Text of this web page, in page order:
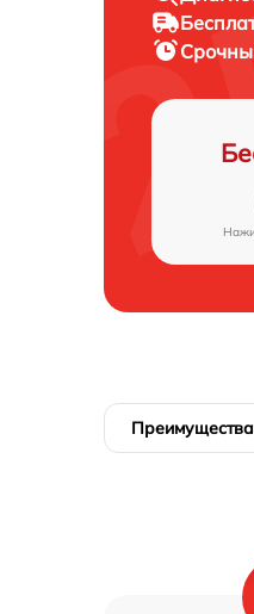
Преимущества